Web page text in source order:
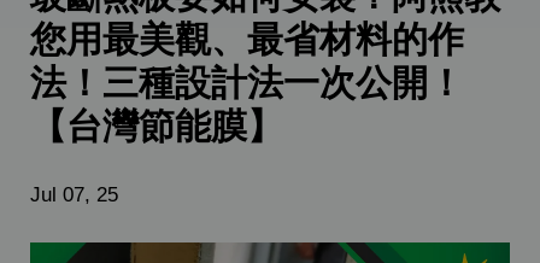
您用最美觀、最省材料的作
法！三種設計法一次公開！
【台灣節能膜】
Jul 07, 25